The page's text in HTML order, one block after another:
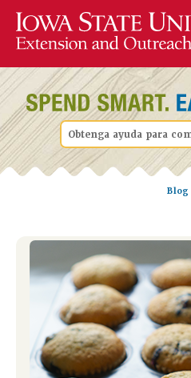
Obtenga ayuda para
Blog